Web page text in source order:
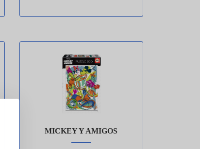
MICKEY Y AMIGOS